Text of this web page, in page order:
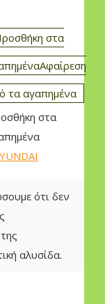
ότι δεν
αλυσίδα.
στα
Αφαίρεση
τα αγαπημένα
στα